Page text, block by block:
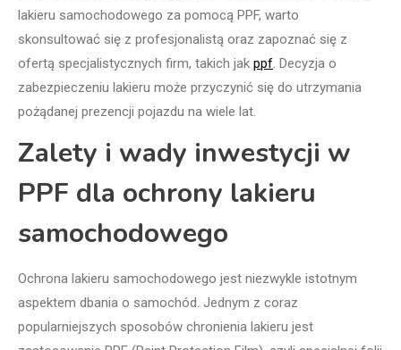
lakieru samochodowego za pomocą PPF, warto
skonsultować się z profesjonalistą oraz zapoznać się z
ofertą specjalistycznych firm, takich jak ppf. Decyzja o
zabezpieczeniu lakieru może przyczynić się do utrzymania
pożądanej prezencji pojazdu na wiele lat.
Zalety i wady inwestycji w
PPF dla ochrony lakieru
samochodowego
Ochrona lakieru samochodowego jest niezwykle istotnym
aspektem dbania o samochód. Jednym z coraz
popularniejszych sposobów chronienia lakieru jest